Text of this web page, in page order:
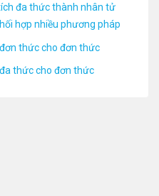
đa thức thành nhân tử
hợp nhiều phương pháp
thức cho đơn thức
thức cho đơn thức